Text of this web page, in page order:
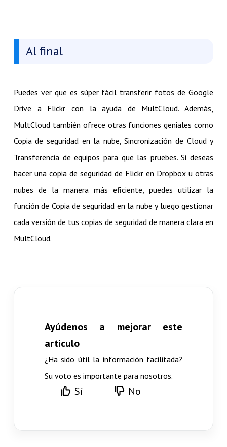
Al final
Puedes ver que es súper fácil transferir fotos de Google
Drive a Flickr con la ayuda de MultCloud. Además,
MultCloud también ofrece otras funciones geniales como
Copia de seguridad en la nube, Sincronización de Cloud y
Transferencia de equipos para que las pruebes. Si deseas
hacer una copia de seguridad de Flickr en Dropbox u otras
nubes de la manera más eficiente, puedes utilizar la
función de Copia de seguridad en la nube y luego gestionar
cada versión de tus copias de seguridad de manera clara en
MultCloud.
Ayúdenos a mejorar este
artículo
¿Ha sido útil la información facilitada?
Su voto es importante para nosotros.
Sí No